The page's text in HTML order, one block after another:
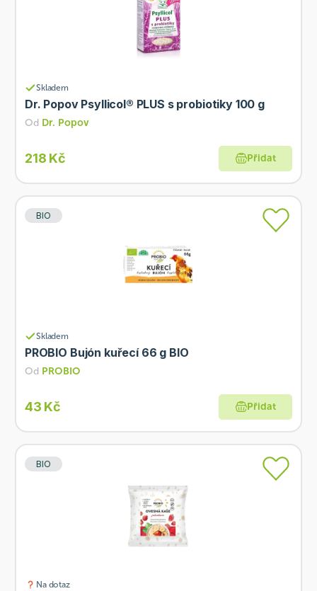
Skladem
Dr. Popov Psyllicol® PLUS s probiotiky 100 g
Od Dr. Popov
218 Kč Přidat
BIO
Skladem
PROBIO Bujón kuřecí 66 g BIO
Od PROBIO
43 Kč Přidat
BIO
Na dotaz